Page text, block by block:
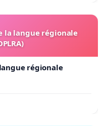
la langue régionale
régionale